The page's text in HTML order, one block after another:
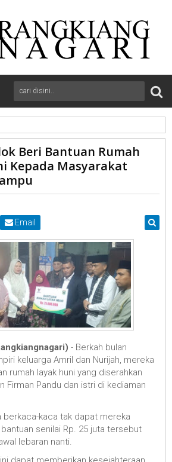
Rumah Layak Huni Kepada
Beri Bantuan Rumah
Kepada Masyarakat
Email
- Berkah bulan
keluarga Amril dan Nurijah, mereka
rumah layak huni yang diserahkan
Firman Pandu dan istri di kediaman
berkaca-kaca tak dapat mereka
senilai Rp. 25 juta tersebut
lebaran nanti.